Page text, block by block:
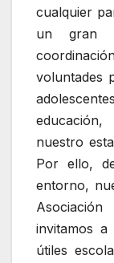
cualquier
un gran
voluntades
nuestro
Por ello,
entorno,
invitamos
útiles